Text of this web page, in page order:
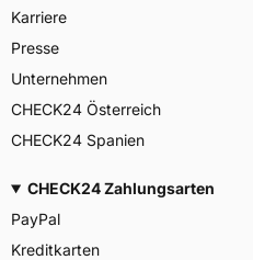
Herstellerkontakt
Karriere
Presse
Unternehmen
CHECK24 Österreich
CHECK24 Spanien
CHECK24 Zahlungsarten
PayPal
Kreditkarten